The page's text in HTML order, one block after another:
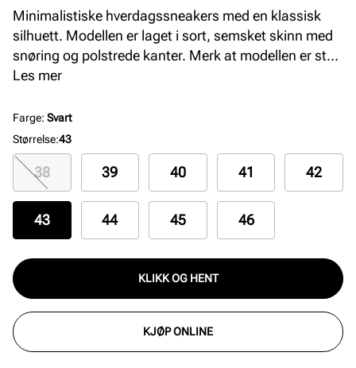
Minimalistiske hverdagssneakers med en klassisk
silhuett. Modellen er laget i sort, semsket skinn med
snøring og polstrede kanter. Merk at modellen er stor
i størrelsen og at vi anbefaler å velge en størrelse
Les mer
Farge: Svart
Størrelse:43
38 39 40 41 42
43 44 45 46
KLIKK OG HENT
KJØP ONLINE